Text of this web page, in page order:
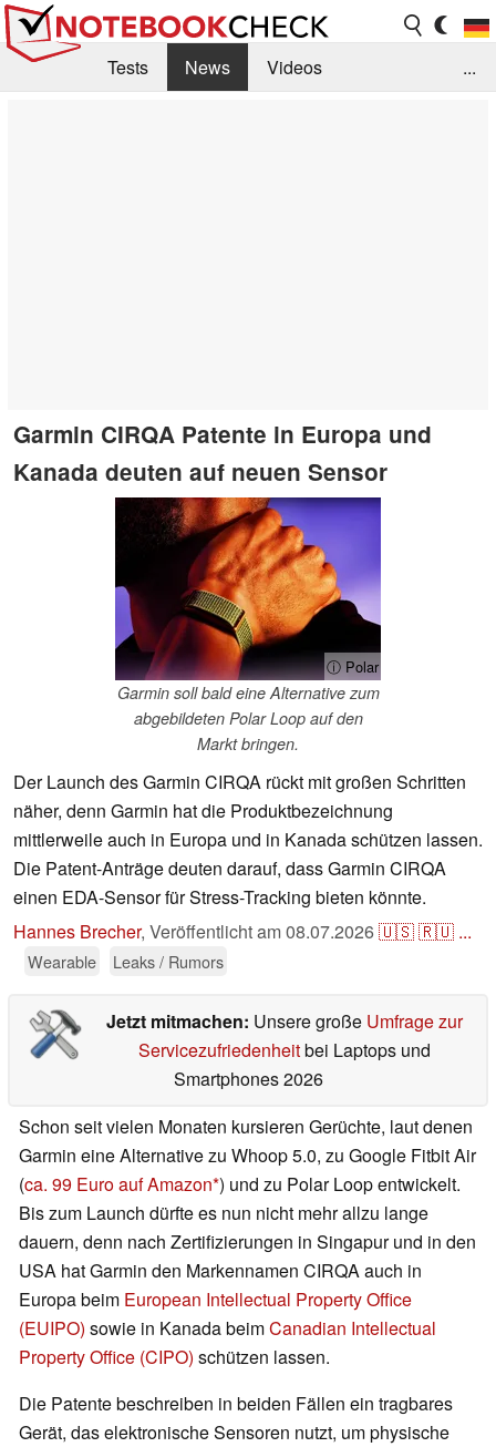
Tests News
Videos
...
Garmin CIRQA Patente in Europa und
Kanada deuten auf neuen Sensor
ⓘ Polar
Garmin soll bald eine Alternative zum
abgebildeten Polar Loop auf den
Markt bringen.
Der Launch des Garmin CIRQA rückt mit großen Schritten
näher, denn Garmin hat die Produktbezeichnung
mittlerweile auch in Europa und in Kanada schützen lassen.
Die Patent-Anträge deuten darauf, dass Garmin CIRQA
einen EDA-Sensor für Stress-Tracking bieten könnte.
Hannes Brecher, Veröffentlicht am08.07.2026🇺🇸🇷🇺 ...
Wearable Leaks / Rumors
Jetzt mitmachen: Unsere große Umfrage zur
Servicezufriedenheitbei Laptops und
Smartphones 2026
Schon seit vielen Monaten kursieren Gerüchte, laut denen
Garmin eine Alternative zu Whoop 5.0, zu Google Fitbit Air
(ca. 99 Euro auf Amazon ) und zu Polar Loop entwickelt.
Bis zum Launch dürfte es nun nicht mehr allzu lange
dauern, denn nach Zertifizierungen in Singapur und in den
USA hat Garmin den Markennamen CIRQA auch in
Europa beim European Intellectual Property Office
(EUIPO) sowie in Kanada beimCanadian Intellectual
Property Office (CIPO) schützen lassen.
Die Patente beschreiben in beiden Fällen ein tragbares
Gerät, das elektronische Sensoren nutzt, um physische